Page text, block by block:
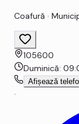
Coafură ·
105600
Duminică:
Afișează
·